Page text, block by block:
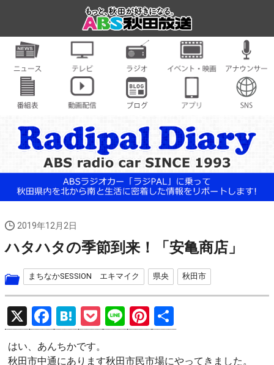
2019年12月2日
ハタハタの季節到来！「安亀商店」
まちなかSESSION エキマイク 県央 秋田市
X
F
a
ce
H
at
e
P
o
ck
Li
n
e
Pi
nt
er
有
はい、あんちかです。
秋田市中通にあります秋田市民市場にやってきました。